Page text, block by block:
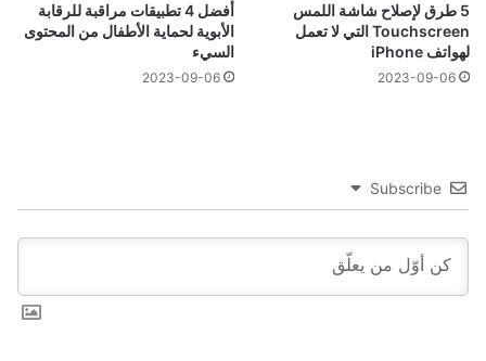
5 طرق لإصلاح شاشة اللمس
Touchscreen التي لا تعمل
لهواتف iPhone
2023-09-06
أفضل 4 تطبيقات مراقبة للرقابة
الأبوية لحماية الأطفال من المحتوى
السيء
2023-09-06
Subscribe